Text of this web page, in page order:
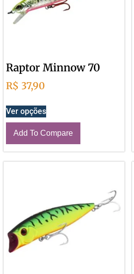
Raptor Minnow 70
R$ 37,90
Ver opções
Add To Compare